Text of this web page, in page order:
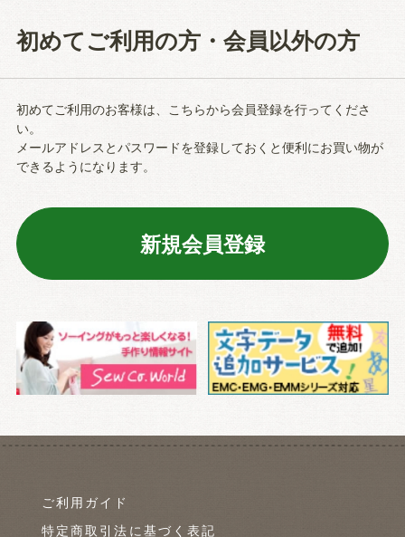
初めてご利用の方・会員以外の方
初めてご利用のお客様は、こちらから会員登録を行ってくださ
い。
メールアドレスとパスワードを登録しておくと便利にお買い物が
できるようになります。
ご利用ガイド
特定商取引法に基づく表記